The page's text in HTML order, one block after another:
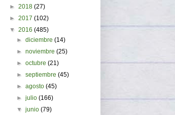
► 2018 (27)
► 2017 (102)
▼ 2016 (485)
►diciembre(14)
►noviembre(25)
►octubre(21)
►septiembre(45)
►agosto(45)
►julio(166)
▼junio(79)